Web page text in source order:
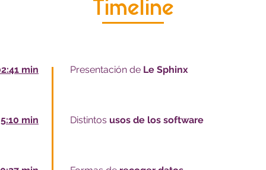
Timeline
min
min
Presentación de Le Sphinx
Distintos usos de los software